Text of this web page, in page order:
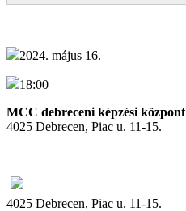
2024. május 16.
18:00
MCC debreceni képzési központ
4025 Debrecen, Piac u. 11-15.
4025 Debrecen, Piac u. 11-15.